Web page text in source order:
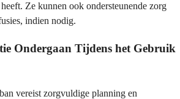
Ze kunnen ook ondersteunende zorg
indien nodig.
Ondergaan Tijdens het Gebruik
vereist zorgvuldige planning en